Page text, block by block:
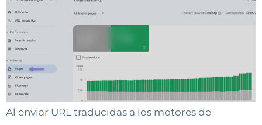
Al enviar URL traducidas a los motores de